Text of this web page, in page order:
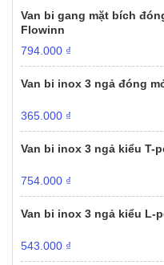
Van bi gang mặt bích
Flowinn
794.000 ₫
Van bi inox 3 ngả đóng
365.000 ₫
Van bi inox 3 ngả kiểu T-
754.000 ₫
Van bi inox 3 ngả kiểu L-
543.000 ₫